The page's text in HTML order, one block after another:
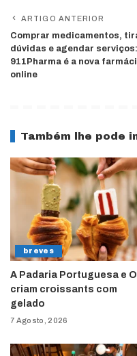
ARTIGO ANTERIOR
Comprar medicamentos,
dúvidas e agendar
911Pharma é a nova
online
Também lhe pode
breves
A Padaria Portuguesa e
criam croissants com
gelado
7 Agosto, 2026